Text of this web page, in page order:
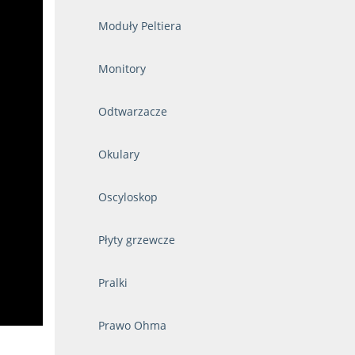
Moduły Peltiera
Monitory
Odtwarzacze
Okulary
Oscyloskop
Płyty grzewcze
Pralki
Prawo Ohma